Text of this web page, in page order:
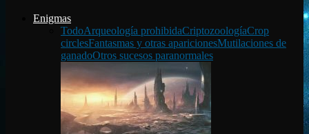
Enigmas
TodoArqueología prohibidaCriptozoologíaCrop
circlesFantasmas y otras aparicionesMutilaciones de
ganadoOtros sucesos paranormales